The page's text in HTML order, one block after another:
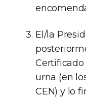
El/la
urna (en
CEN) y lo